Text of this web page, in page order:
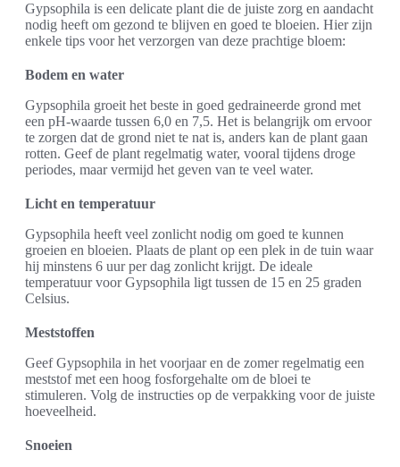
Gypsophila is een delicate plant die de juiste zorg en aandacht
nodig heeft om gezond te blijven en goed te bloeien. Hier zijn
enkele tips voor het verzorgen van deze prachtige bloem:
Bodem en water
Gypsophila groeit het beste in goed gedraineerde grond met
een pH-waarde tussen 6,0 en 7,5. Het is belangrijk om ervoor
te zorgen dat de grond niet te nat is, anders kan de plant gaan
rotten. Geef de plant regelmatig water, vooral tijdens droge
periodes, maar vermijd het geven van te veel water.
Licht en temperatuur
Gypsophila heeft veel zonlicht nodig om goed te kunnen
groeien en bloeien. Plaats de plant op een plek in de tuin waar
hij minstens 6 uur per dag zonlicht krijgt. De ideale
temperatuur voor Gypsophila ligt tussen de 15 en 25 graden
Celsius.
Meststoffen
Geef Gypsophila in het voorjaar en de zomer regelmatig een
meststof met een hoog fosforgehalte om de bloei te
stimuleren. Volg de instructies op de verpakking voor de juiste
hoeveelheid.
Snoeien